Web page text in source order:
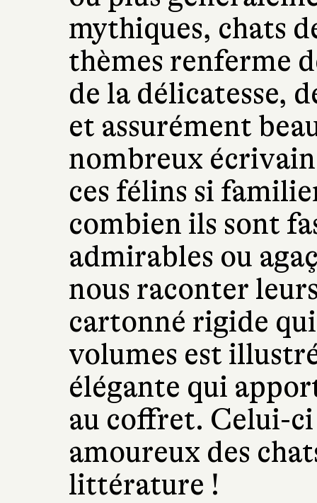
mythiques, chats
thèmes renferme
de la délicatesse,
et assurément
nombreux
ces félins si
combien ils sont
admirables ou
nous raconter
cartonné rigide
volumes est
élégante qui
au coffret. Celui-
amoureux des
littérature !